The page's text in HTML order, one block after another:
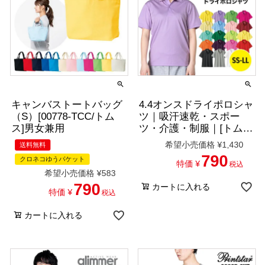
キャンバストートバッグ
（S）[00778-TCC/トム
ス]男女兼用
送料無料
クロネコゆうパケット
希望小売価格 ¥583
特価 ¥ 790 税込
カートに入れる
4.4オンスドライポロシャ
ツ｜吸汗速乾・スポー
ツ・介護・制服｜[トム
ス/00302-ADP]SS-LL
希望小売価格 ¥1,430
特価 ¥ 790 税込
カートに入れる